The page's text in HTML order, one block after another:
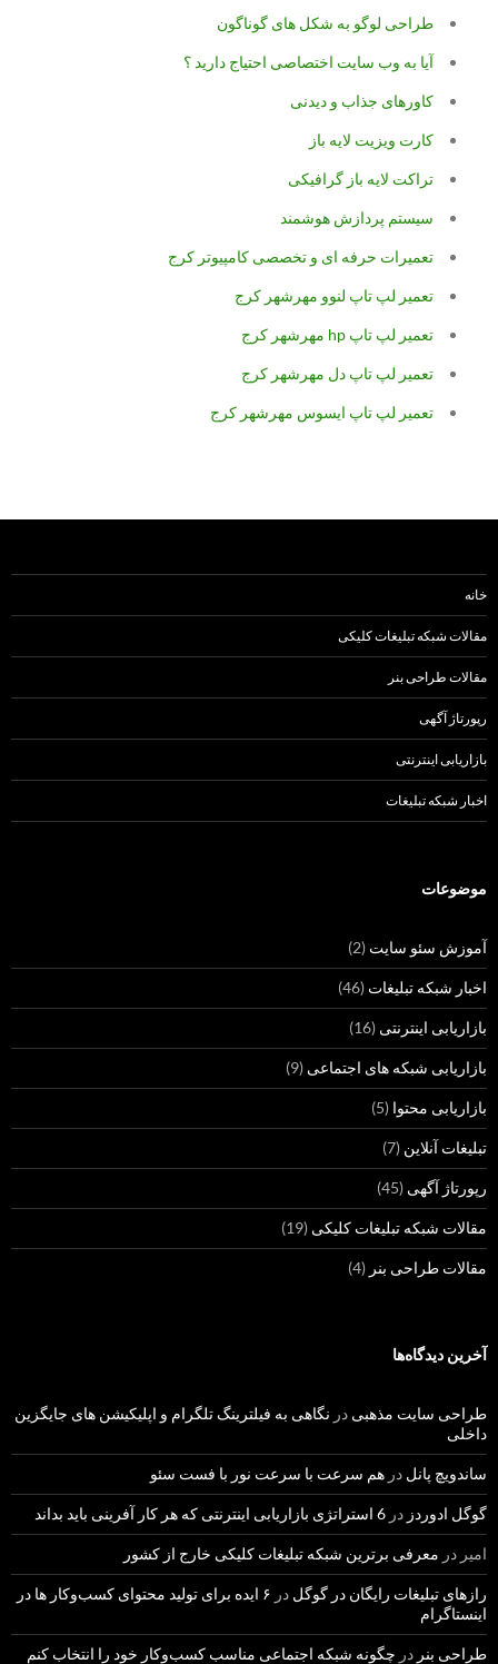
طراحی لوگو به شکل های گوناگون
آیا به وب سایت اختصاصی احتیاج دارید ؟
کاورهای جذاب و دیدنی
کارت ویزیت لایه باز
تراکت لایه باز گرافیکی
سیستم پردازش هوشمند
تعمیرات حرفه ای و تخصصی کامپیوتر کرج
تعمیر لپ تاپ لنوو مهرشهر کرج
تعمیر لپ تاپ hp مهرشهر کرج
تعمیر لپ تاپ دل مهرشهر کرج
تعمیر لپ تاپ ایسوس مهرشهر کرج
خانه
مقالات شبکه تبلیغات کلیکی
مقالات طراحی بنر
رپورتاژ آگهی
بازاریابی اینترنتی
اخبار شبکه تبلیغات
موضوعات
آموزش سئو سایت (2)
اخبار شبکه تبلیغات (46)
بازاریابی اینترنتی (16)
بازاریابی شبکه های اجتماعی (9)
بازاریابی محتوا (5)
تبلیغات آنلاین (7)
رپورتاژ آگهی (45)
مقالات شبکه تبلیغات کلیکی (19)
مقالات طراحی بنر (4)
آخرین دیدگاه‌ها
طراحی سایت مذهبی در نگاهی به فیلترینگ تلگرام و اپلیکیشن های جایگزین
داخلی
ساندویچ پانل در هم سرعت با سرعت نور با فست سئو
گوگل ادوردز در 6 استراتژی بازاریابی اینترنتی که هر کار آفرینی باید بداند
امیر در معرفی برترین شبکه تبلیغات کلیکی خارج از کشور
رازهای تبلیغات رایگان در گوگل در
۶ ایده برای تولید محتوای کسب‌و‌کار ها در
اینستاگرام
طراحی بنر در چگونه شبکه اجتماعی مناسب کسب‌وکار خود را انتخاب کنم